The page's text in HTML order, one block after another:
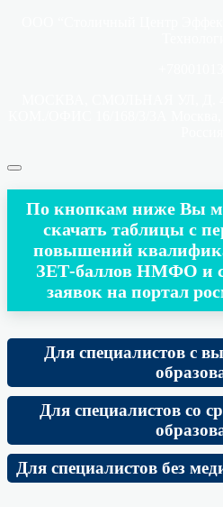
По кнопкам ниже Вы
скачать таблицы с
повышений
ЗЕТ-баллов НМФО и
заявок на портал
Для специалистов с
Для специалистов со
Для специалистов без